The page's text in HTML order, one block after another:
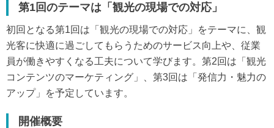
第1回のテーマは「観光の現場での対応」
初回となる第1回は「観光の現場での対応」をテーマに、観
光客に快適に過ごしてもらうためのサービス向上や、従業
員が働きやすくなる工夫について学びます。第2回は「観光
コンテンツのマーケティング」、第3回は「発信力・魅力の
アップ」を予定しています。
開催概要